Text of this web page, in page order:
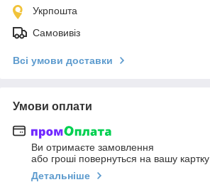
Укрпошта
Самовивіз
Всі умови доставки
Умови оплати
Ви отримаєте замовлення
або гроші повернуться на вашу картку
Детальніше